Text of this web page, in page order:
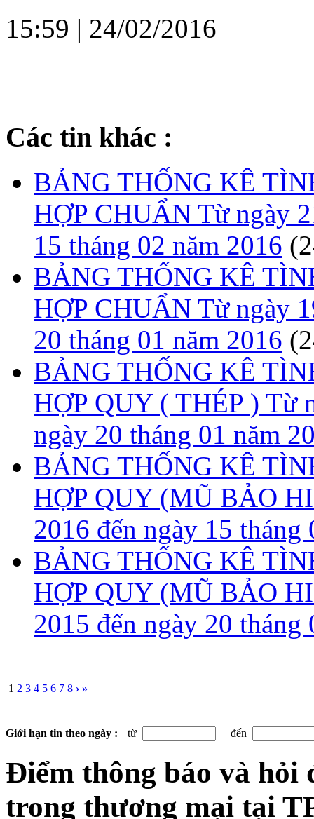
15:59 | 24/02/2016
Các tin khác :
BẢNG THỐNG KÊ
HỢP CHUẨN Từ ngày
15 tháng 02 năm 2016
BẢNG THỐNG KÊ
HỢP CHUẨN Từ ngày
20 tháng 01 năm 2016
BẢNG THỐNG KÊ
HỢP QUY ( THÉP ) Từ
ngày 20 tháng 01 năm
BẢNG THỐNG KÊ
HỢP QUY (MŨ BẢO
2016 đến ngày 15 tháng
BẢNG THỐNG KÊ
HỢP QUY (MŨ BẢO
2015 đến ngày 20 tháng
1 2 3 4 5 6 7 8 › »
Giới hạn tin theo ngày : từ đến
Điểm thông báo và hỏi
trong thương mại tại